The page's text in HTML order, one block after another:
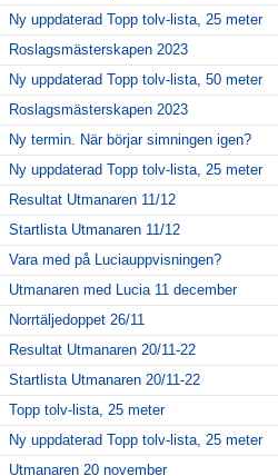
Ny uppdaterad Topp tolv-lista, 25 meter
Roslagsmästerskapen 2023
Ny uppdaterad Topp tolv-lista, 50 meter
Roslagsmästerskapen 2023
Ny termin. När börjar simningen igen?
Ny uppdaterad Topp tolv-lista, 25 meter
Resultat Utmanaren 11/12
Startlista Utmanaren 11/12
Vara med på Luciauppvisningen?
Utmanaren med Lucia 11 december
Norrtäljedoppet 26/11
Resultat Utmanaren 20/11-22
Startlista Utmanaren 20/11-22
Topp tolv-lista, 25 meter
Ny uppdaterad Topp tolv-lista, 25 meter
Utmanaren 20 november